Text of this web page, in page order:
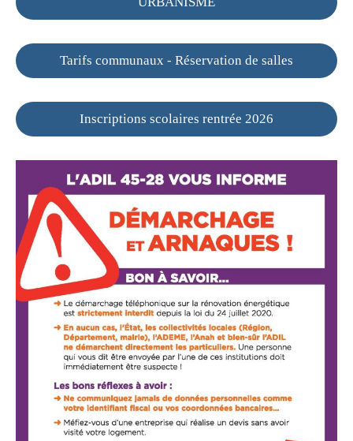
Tarifs communaux - Réservation de salles
Inscriptions scolaires rentrée 2026